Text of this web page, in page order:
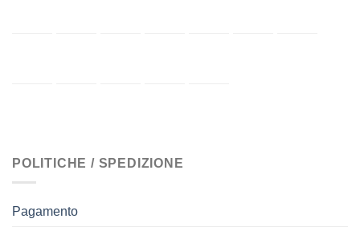
POLITICHE / SPEDIZIONE
Pagamento